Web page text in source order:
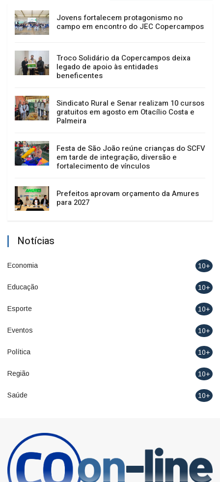
Jovens fortalecem protagonismo no
campo em encontro do JEC Copercampos
Troco Solidário da Copercampos deixa
legado de apoio às entidades
beneficentes
Sindicato Rural e Senar realizam 10 cursos
gratuitos em agosto em Otacílio Costa e
Palmeira
Festa de São João reúne crianças do SCFV
em tarde de integração, diversão e
fortalecimento de vínculos
Prefeitos aprovam orçamento da Amures
para 2027
Notícias
Economia 10+
Educação 10+
Esporte 10+
Eventos 10+
Política 10+
Região 10+
Saúde 10+